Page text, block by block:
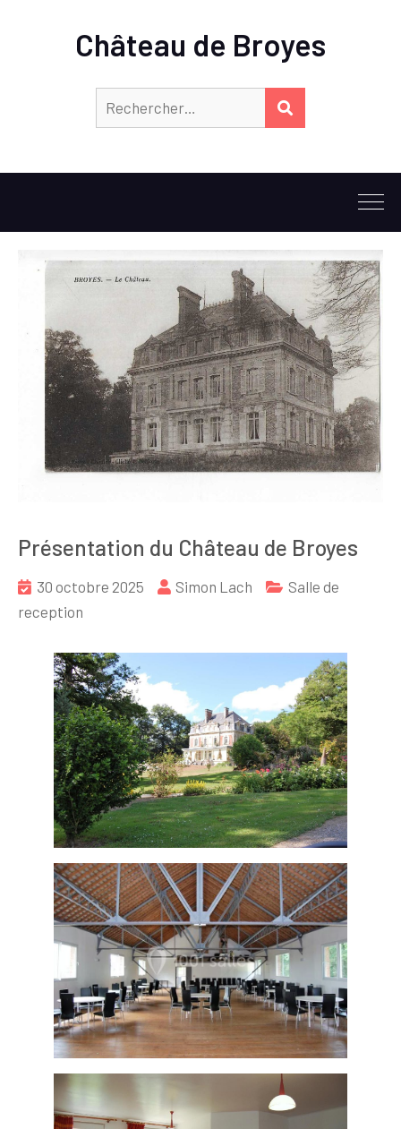
Château de Broyes
Présentation du Château de Broyes
30 octobre 2025 Simon Lach
Salle de
reception